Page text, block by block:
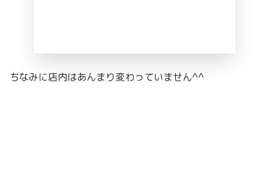
ちなみに店内はあんまり変わっていません^^